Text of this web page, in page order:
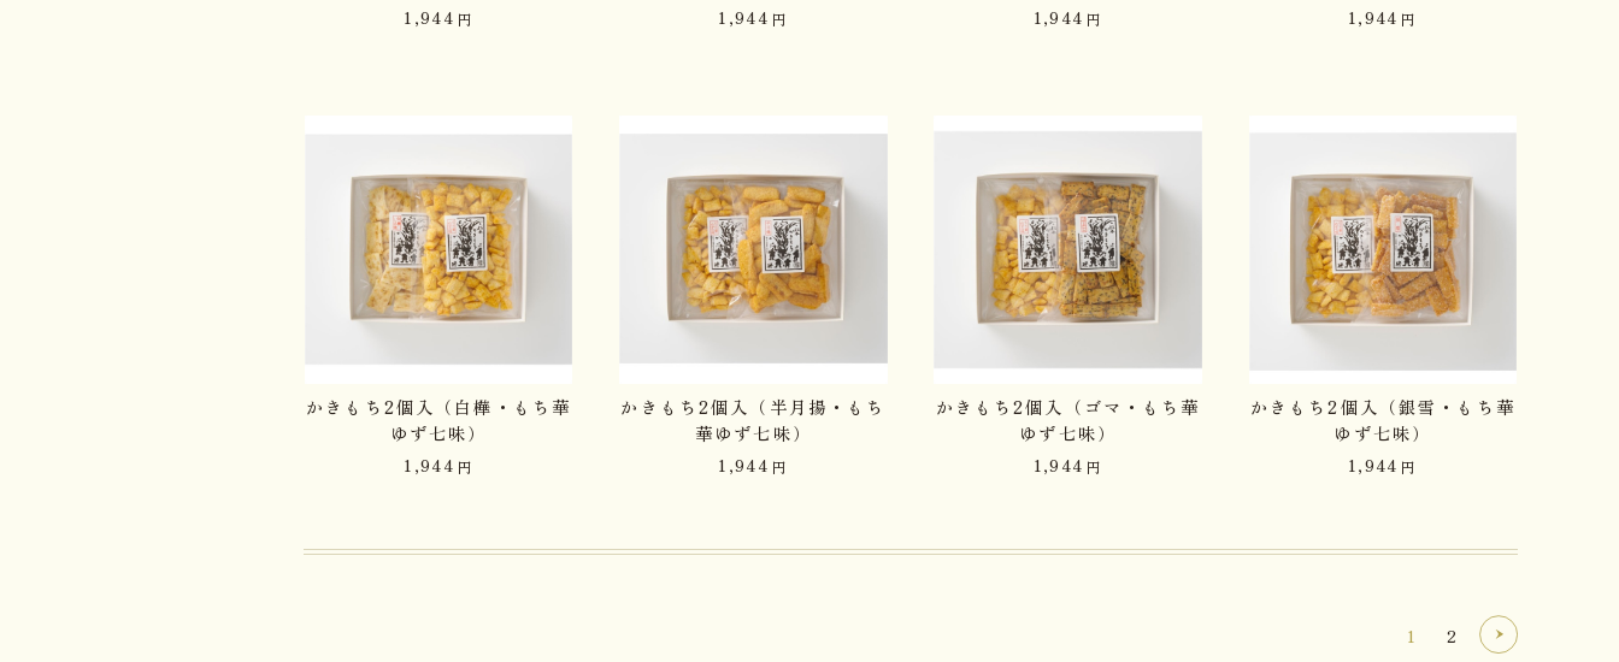
1,944 円 1,944 円 1,944 円 1,944 円
かきもち2個入（白樺・もち華
ゆず七味）
1,944 円
かきもち2個入（半月揚・もち
華ゆず七味）
1,944 円
かきもち2個入（ゴマ・もち華
ゆず七味）
1,944 円
かきもち2個入（銀雪・もち華
ゆず七味）
1,944 円
1 2